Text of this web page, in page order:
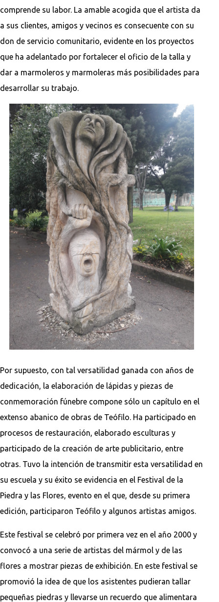
comprende su labor. La amable acogida que el artista da
a sus clientes, amigos y vecinos es consecuente con su
don de servicio comunitario, evidente en los proyectos
que ha adelantado por fortalecer el oficio de la talla y
dar a marmoleros y marmoleras más posibilidades para
desarrollar su trabajo.
Por supuesto, con tal versatilidad ganada con años de
dedicación, la elaboración de lápidas y piezas de
conmemoración fúnebre compone sólo un capítulo en el
extenso abanico de obras de Teófilo. Ha participado en
procesos de restauración, elaborado esculturas y
participado de la creación de arte publicitario, entre
otras. Tuvo la intención de transmitir esta versatilidad en
su escuela y su éxito se evidencia en el Festival de la
Piedra y las Flores, evento en el que, desde su primera
edición, participaron Teófilo y algunos artistas amigos.
Este festival se celebró por primera vez en el año 2000 y
convocó a una serie de artistas del mármol y de las
flores a mostrar piezas de exhibición. En este festival se
promovió la idea de que los asistentes pudieran tallar
pequeñas piedras y llevarse un recuerdo que alimentara